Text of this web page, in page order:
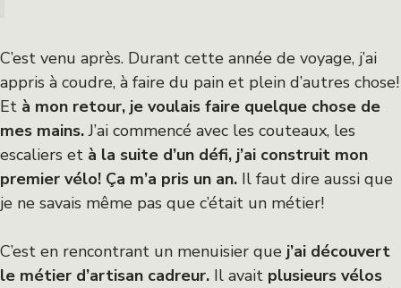
C’est venu après. Durant cette année de voyage, j’ai
appris à coudre, à faire du pain et plein d’autres chose!
Et à mon retour, je voulais faire quelque chose de
mes mains.J’ai commencé avec les couteaux, les
escaliers et à la suite d’un défi, j’ai construit mon
premier vélo! Ça m’a pris un an. Il faut dire aussi que
je ne savais même pas que c’était un métier!
C’est en rencontrant un menuisier que j’ai découvert
le métier d’artisan cadreur. Il avait plusieurs vélos